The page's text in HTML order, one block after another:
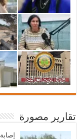
تقارير مصورة
إصابة 20 شخصا بتصادم قطارين في كرواتيا